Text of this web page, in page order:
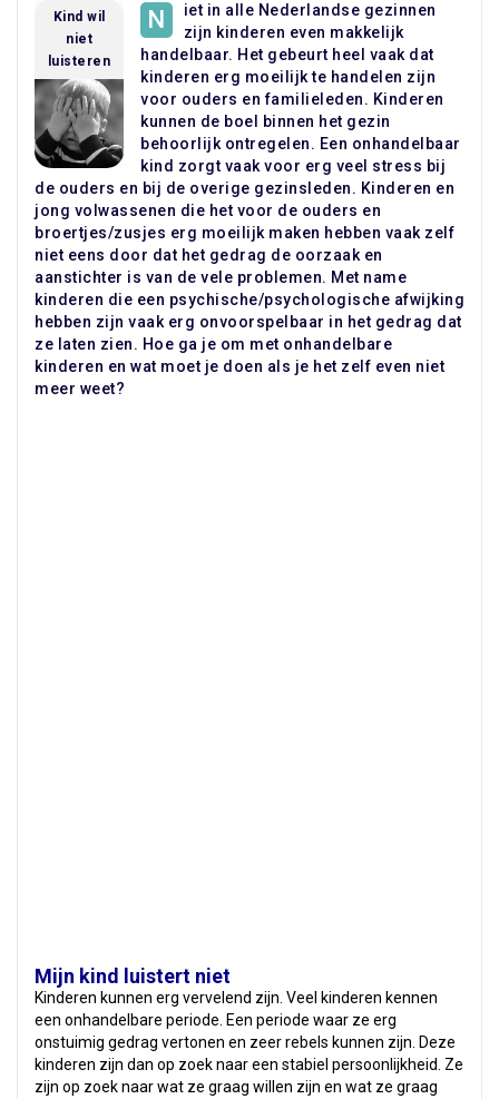
Kind wil
niet
luisteren
N
iet in alle Nederlandse gezinnen
zijn kinderen even makkelijk
handelbaar. Het gebeurt heel vaak dat
kinderen erg moeilijk te handelen zijn
voor ouders en familieleden. Kinderen
kunnen de boel binnen het gezin
behoorlijk ontregelen. Een onhandelbaar
kind zorgt vaak voor erg veel stress bij
de ouders en bij de overige gezinsleden. Kinderen en
jong volwassenen die het voor de ouders en
broertjes/zusjes erg moeilijk maken hebben vaak zelf
niet eens door dat het gedrag de oorzaak en
aanstichter is van de vele problemen. Met name
kinderen die een psychische/psychologische afwijking
hebben zijn vaak erg onvoorspelbaar in het gedrag dat
ze laten zien. Hoe ga je om met onhandelbare
kinderen en wat moet je doen als je het zelf even niet
meer weet?
Mijn kind luistert niet
Kinderen kunnen erg vervelend zijn. Veel kinderen kennen
een onhandelbare periode. Een periode waar ze erg
onstuimig gedrag vertonen en zeer rebels kunnen zijn. Deze
kinderen zijn dan op zoek naar een stabiel persoonlijkheid. Ze
zijn op zoek naar wat ze graag willen zijn en wat ze graag